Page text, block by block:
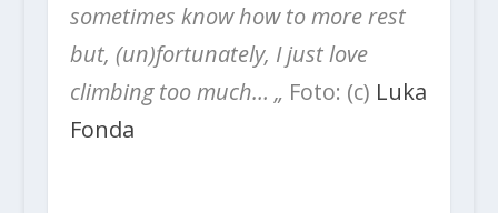
sometimes know how to more rest
but, (un)fortunately, I just love
climbing too much… „ Foto: (c) Luka
Fonda